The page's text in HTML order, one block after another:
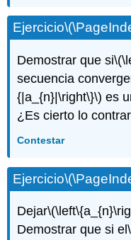
Ejercicio
Demostrar que si
secuencia
{|a_{n}|\right\}\) es
¿Es cierto lo
Contestar
Ejercicio
Dejar
Demostrar que si el